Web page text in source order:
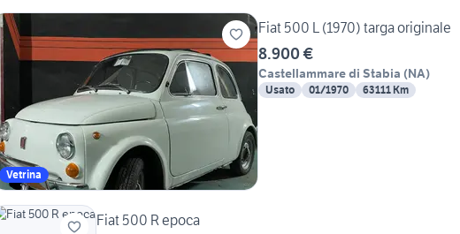
Vetrina
Fiat 500 L (1970) targa originale
8.900 €
Castellammare di Stabia (NA)
Usato 01/1970 63111 Km
Fiat 500 R epoca